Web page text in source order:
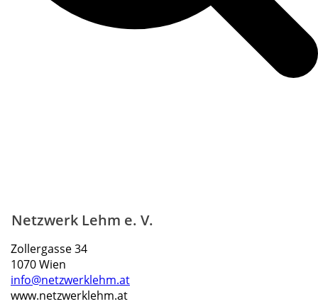
Netzwerk Lehm e. V.
Zollergasse 34
1070 Wien
info@netzwerklehm.at
www.netzwerklehm.at